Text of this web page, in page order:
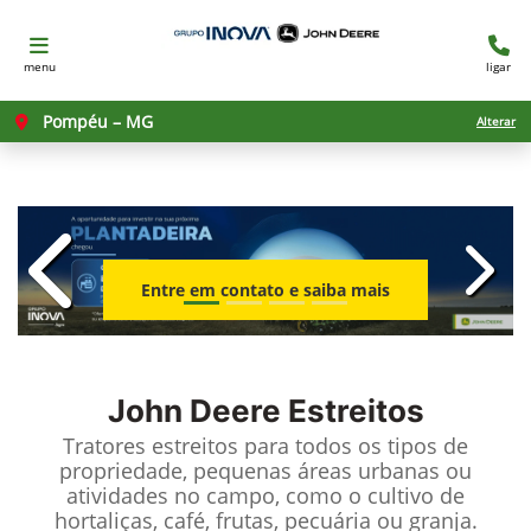
menu ligar
Pompéu – MG Alterar
templates.template-
John Deere Estreitos